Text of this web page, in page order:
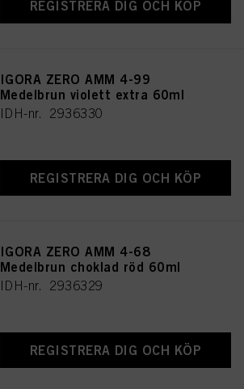
REGISTRERA DIG OCH KÖP
IGORA ZERO AMM 4-99
Medelbrun violett extra 60ml
IDH-nr. 2936330
REGISTRERA DIG OCH KÖP
IGORA ZERO AMM 4-68
Medelbrun choklad röd 60ml
IDH-nr. 2936329
REGISTRERA DIG OCH KÖP